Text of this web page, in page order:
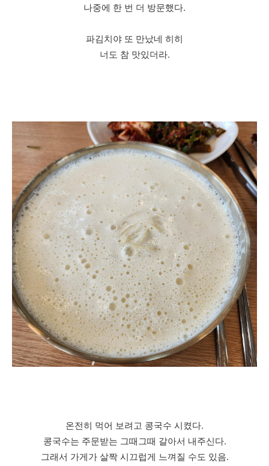
나중에 한 번 더 방문했다.
파김치야 또 만났네 히히
너도 참 맛있더라.
온전히 먹어 보려고 콩국수 시켰다.
콩국수는 주문받는 그때그때 갈아서 내주신다.
그래서 가게가 살짝 시끄럽게 느껴질 수도 있음.